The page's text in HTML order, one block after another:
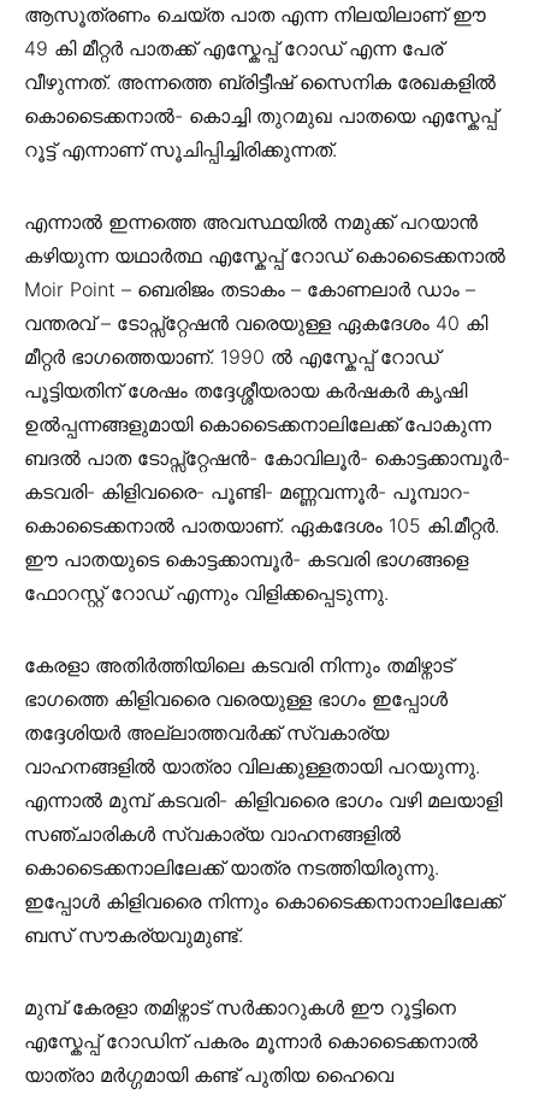
ആസൂത്രണം ചെയ്ത പാത എന്ന നിലയിലാണ് ഈ
49 കി മീറ്റർ പാതക്ക് എസ്കേപ്പ് റോഡ് എന്ന പേര്
വീഴുന്നത്. അന്നത്തെ ബ്രിട്ടീഷ് സൈനിക രേഖകളിൽ
കൊടൈക്കനാൽ- കൊച്ചി തുറമുഖ പാതയെ എസ്കേപ്പ്
റൂട്ട് എന്നാണ് സൂചിപ്പിച്ചിരിക്കുന്നത്.
എന്നാൽ ഇന്നത്തെ അവസ്ഥയിൽ നമുക്ക് പറയാൻ
കഴിയുന്ന യഥാർത്ഥ എസ്കേപ്പ് റോഡ് കൊടൈക്കനാൽ
Moir Point – ബെരിജം തടാകം – കോണലാർ ഡാം –
വന്തരവ് – ടോപ്സ്റ്റേഷൻ വരെയുള്ള ഏകദേശം 40 കി
മീറ്റർ ഭാഗത്തെയാണ്. 1990 ൽ എസ്കേപ്പ് റോഡ്
പൂട്ടിയതിന് ശേഷം തദ്ദേശ്ശീയരായ കർഷകർ കൃഷി
ഉൽപ്പന്നങ്ങളുമായി കൊടൈക്കനാലിലേക്ക് പോകുന്ന
ബദൽ പാത ടോപ്സ്റ്റേഷൻ- കോവിലൂർ- കൊട്ടക്കാമ്പൂർ-
കടവരി- കിളിവരൈ- പൂണ്ടി- മണ്ണവന്നൂർ- പൂമ്പാറ-
കൊടൈക്കനാൽ പാതയാണ്. ഏകദേശം 105 കി.മീറ്റർ.
ഈ പാതയുടെ കൊട്ടക്കാമ്പൂർ- കടവരി ഭാഗങ്ങളെ
ഫോറസ്റ്റ് റോഡ് എന്നും വിളിക്കപ്പെടുന്നു.
കേരളാ അതിർത്തിയിലെ കടവരി നിന്നും തമിഴ്നാട്
ഭാഗത്തെ കിളിവരൈ വരെയുള്ള ഭാഗം ഇപ്പോൾ
തദ്ദേശിയർ അല്ലാത്തവർക്ക് സ്വകാര്യ
വാഹനങ്ങളിൽ യാത്രാ വിലക്കുള്ളതായി പറയുന്നു.
എന്നാൽ മുമ്പ് കടവരി- കിളിവരൈ ഭാഗം വഴി മലയാളി
സഞ്ചാരികൾ സ്വകാര്യ വാഹനങ്ങളിൽ
കൊടൈക്കനാലിലേക്ക് യാത്ര നടത്തിയിരുന്നു.
ഇപ്പോൾ കിളിവരൈ നിന്നും കൊടൈക്കനാനാലിലേക്ക്
ബസ് സൗകര്യവുമുണ്ട്.
മുമ്പ് കേരളാ തമിഴ്നാട് സർക്കാറുകൾ ഈ റൂട്ടിനെ
എസ്കേപ്പ് റോഡിന് പകരം മൂന്നാർ കൊടൈക്കനാൽ
യാത്രാ മർഗ്ഗമായി കണ്ട് പുതിയ ഹൈവെ